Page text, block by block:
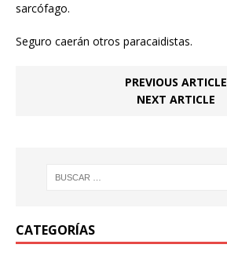
sarcófago.
Seguro caerán otros paracaidistas.
PREVIOUS ARTICLE
NEXT ARTICLE
CATEGORÍAS